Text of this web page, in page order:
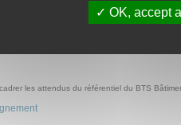
les attendus du référentiel du BTS
OK, accept all